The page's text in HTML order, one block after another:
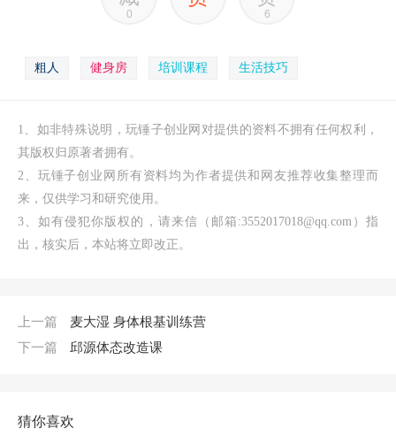
0 6
粗人 健身房 培训课程 生活技巧
1、如非特殊说明，玩锤子创业网对提供的资料不拥有任何权利，
其版权归原著者拥有。
2、玩锤子创业网所有资料均为作者提供和网友推荐收集整理而
来，仅供学习和研究使用。
3、如有侵犯你版权的，请来信（邮箱:3552017018@qq.com）指
出，核实后，本站将立即改正。
上一篇
麦大湿 身体根基训练营
下一篇
邱源体态改造课
猜你喜欢